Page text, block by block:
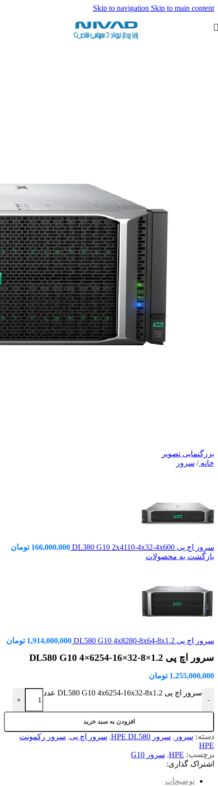
Skip to navigation Skip to main content
بزرگنمایی تصویر
خانه/ سرور
سرور اچ پی DL380 G10 2x4110-4x32-4x600 166,000,000 تومان
بازگشت به محصولات
سرور اچ پی DL580 G10 4x8280-8x64-8x1.2 1,914,000,000 تومان
سرور اچ پی DL580 G10 4×6254-16×32-8×1.2
1,255,000,000 تومان
-
سرور اچ پی DL580 G10 4x6254-16x32-8x1.2 عدد
+
افزودن به سبد خرید
دسته: سرور , سرور HPE DL580 , سرور اچ پی, سرور رکمونت
HPE
برچسب: HPE
, سرور G10
اشتراک گذاری:
توضیحات